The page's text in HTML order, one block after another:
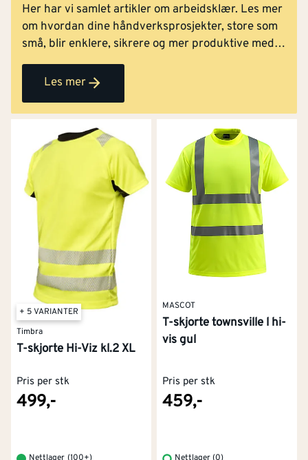
Her har vi samlet artikler om arbeidsklær. Les mer
om hvordan dine håndverksprosjekter, store som
små, blir enklere, sikrere og mer produktive med
rett bekledning.
Les mer
+ 5 VARIANTER
Timbra
T-skjorte Hi-Viz kl.2 XL
Pris per stk
499,-
MASCOT
T-skjorte townsville l hi-
vis gul
Pris per stk
459,-